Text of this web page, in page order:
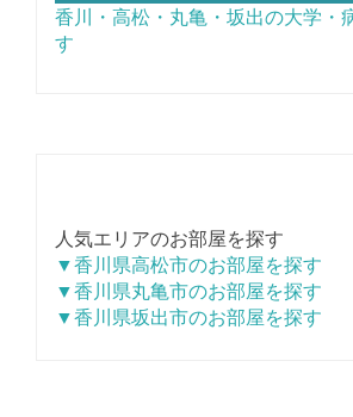
香川・高松・丸亀・坂出の大学・
す
人気エリアのお部屋を探す
▼香川県高松市のお部屋を探す
▼香川県丸亀市のお部屋を探す
▼香川県坂出市のお部屋を探す